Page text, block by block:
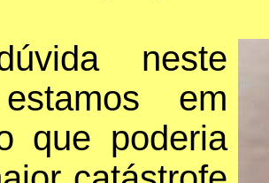
neste
em
que poderia